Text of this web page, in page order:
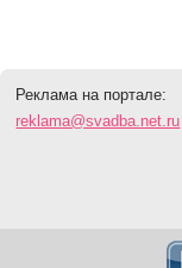
Реклама на портале:
reklama@svadba.net.ru